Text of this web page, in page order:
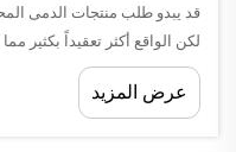
قد يبدو طلب منتجات الدمى
لكن الواقع أكثر تعقيداً بكثير
علامة تجارية تخطط لحملة
خط إنتاج جديد، أو...
عرض المزيد